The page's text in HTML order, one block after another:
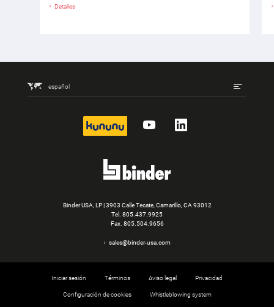
Detalles
español
kununu YouTubeLinkedIn
Binder USA, LP | 3903 Calle Tecate, Camarillo, CA 93012
Tel. 805.437.9925
Fax. 805.504.9656
sales@binder-usa.com
Iniciar sesión Términos Aviso legal Privacidad
Configuración de cookies Whistleblowing system